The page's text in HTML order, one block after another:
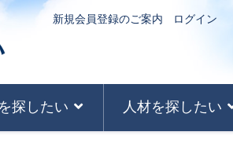
新規会員登録のご案内 ログイン
探したい 人材を探したい